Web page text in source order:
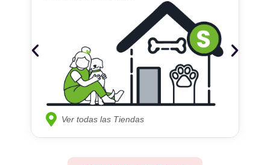
Ver todas las Tiendas